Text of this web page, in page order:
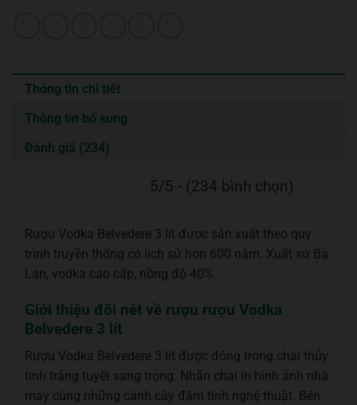
Thông tin chi tiết
Thông tin bổ sung
Đánh giá (234)
5/5 - (234 bình chọn)
Rượu Vodka Belvedere 3 lít được sản xuất theo quy
trình truyền thống có lịch sử hơn 600 năm. Xuất xứ Ba
Lan, vodka cao cấp, nồng độ 40%.
Giới thiệu đôi nét về rượu rượu Vodka
Belvedere 3 lít
Rượu Vodka Belvedere 3 lít được đóng trong chai thủy
tinh trắng tuyết sang trọng. Nhãn chai in hình ảnh nhà
máy cùng những cành cây đậm tính nghệ thuật. Bên